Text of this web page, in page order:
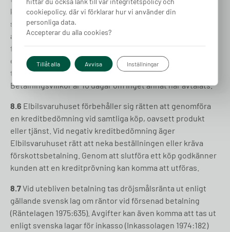
kreditbedömningen nekas. Godkänns kreditupplysningen
så fakturerar Elbilsvaruhuset vid materialleverans. Är
anläggningen ej installerad och funktionstestad när
fakturan förfaller har kunden rätt att delbetala fakturan
och betala för installation/montaget (25% av
totalkostnaden) efter att arbetet är slutfört.
Betalningsvillkor är 10 dagar om inget annat har avtalats.
8.6 Elbilsvaruhuset förbehåller sig rätten att genomföra
en kreditbedömning vid samtliga köp, oavsett produkt
eller tjänst. Vid negativ kreditbedömning äger
Elbilsvaruhuset rätt att neka beställningen eller kräva
förskottsbetalning. Genom att slutföra ett köp godkänner
kunden att en kreditprövning kan komma att utföras.
8.7Vid utebliven betalning tas dröjsmålsränta ut enligt
gällande svensk lag om räntor vid försenad betalning
(Räntelagen 1975:635). Avgifter kan även komma att tas ut
enligt svenska lagar för inkasso (Inkassolagen 1974:182)
cookiepolicy, där vi förklarar hur vi använder din
personliga data.
Accepterar du alla cookies?
Tillåt alla Avvisa Inställningar